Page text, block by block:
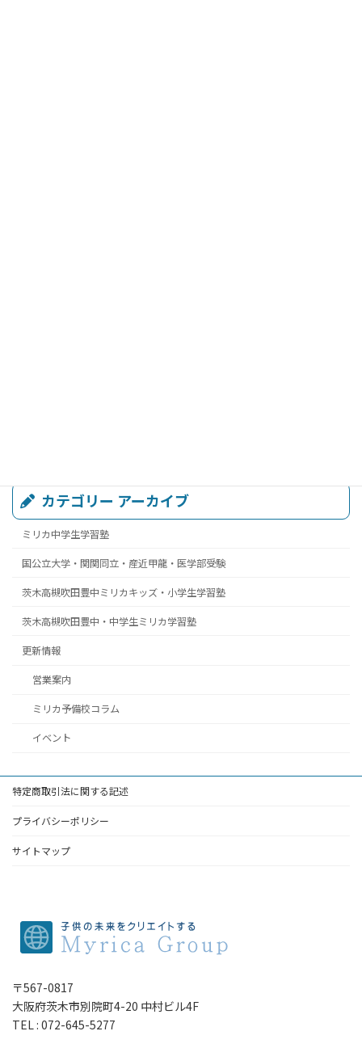
カテゴリー アーカイブ
ミリカ中学生学習塾
国公立大学・関関同立・産近甲龍・医学部受験
茨木高槻吹田豊中ミリカキッズ・小学生学習塾
茨木高槻吹田豊中・中学生ミリカ学習塾
更新情報
営業案内
ミリカ予備校コラム
イベント
特定商取引法に関する記述
プライバシーポリシー
サイトマップ
〒567-0817
大阪府茨木市別院町4-20 中村ビル4F
TEL : 072-645-5277